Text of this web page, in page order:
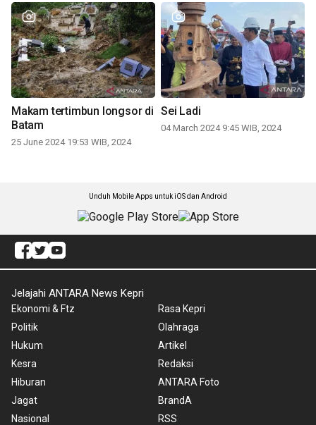
Makam tertimbun longsor di
Batam
25 June 2024 19:53 WIB, 2024
Sei Ladi
04 March 2024 9:45 WIB, 2024
Unduh Mobile Apps untuk iOS dan Android
Jelajahi ANTARA News Kepri
Ekonomi & Ftz
Politik
Hukum
Kesra
Hiburan
Jagat
Nasional
Rasa Kepri
Olahraga
Artikel
Redaksi
ANTARA Foto
BrandA
RSS